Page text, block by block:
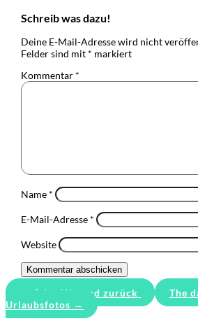
Schreib was dazu!
Deine E-Mail-Adresse wird nicht
Felder sind mit * markiert
Kommentar *
Name *
E-Mail-Adresse *
Website
Kommentar abschicken
Oder Hin und zurück
The
Urlaubsfotos →